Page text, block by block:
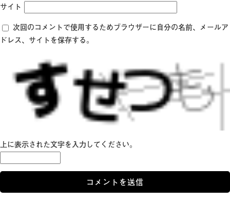
サイト
次回のコメントで使用するためブラウザーに自分の名前、メールア
ドレス、サイトを保存する。
上に表示された文字を入力してください。